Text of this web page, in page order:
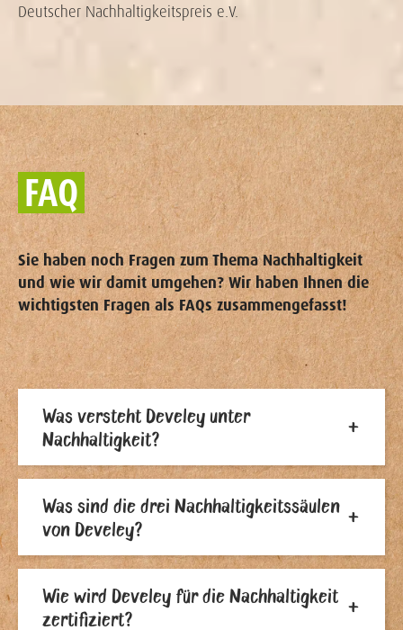
Deutscher Nachhaltigkeitspreis e.V.
FAQ
Sie haben noch Fragen zum Thema Nachhaltigkeit
und wie wir damit umgehen? Wir haben Ihnen die
wichtigsten Fragen als FAQs zusammengefasst!
Was versteht Develey unter
Nachhaltigkeit?
Was sind die drei Nachhaltigkeitssäulen
von Develey?
Wie wird Develey für die Nachhaltigkeit
zertifiziert?